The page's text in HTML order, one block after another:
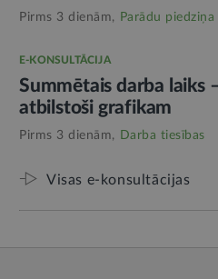
Pirms 3 dienām, Parādu piedziņa
E-KONSULTĀCIJA
Summētais darba laiks
atbilstoši grafikam
Pirms 3 dienām, Darba tiesības
Visas e-konsultācijas